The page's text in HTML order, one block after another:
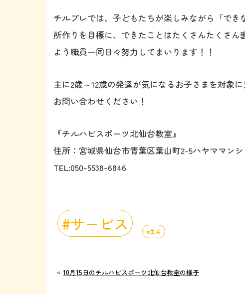
チルプレでは、子どもたちが楽しみながら「で
所作りを目標に、できたことはたくさんたくさ
よう職員一同日々努力してまいります！！
主に2歳～12歳の発達が気になるお子さまを対象
お問い合わせください！
『チルハピスポーツ北仙台教室』
住所：宮城県仙台市青葉区葉山町2-5ハヤママンシ
TEL:050-5538-6846
サービス 生活
« 10月15日のチルハピスポーツ北仙台教室の様子